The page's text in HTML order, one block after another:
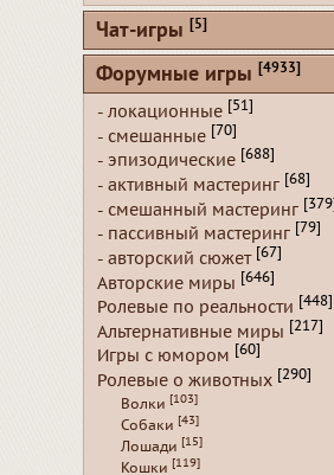
Чат-игры [5]
Форумные игры [4933]
- локационные [51]
- смешанные [70]
- эпизодические [688]
- активный мастеринг [68]
- смешанный мастеринг [379]
- пассивный мастеринг [79]
- авторский сюжет [67]
Авторские миры [646]
Ролевые по реальности [448]
Альтернативные миры [217]
Игры с юмором [60]
Ролевые о животных [290]
Волки [103]
Собаки [43]
Лошади [15]
Кошки [119]